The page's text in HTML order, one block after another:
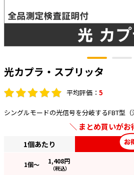
電源タップ・延長コード
スイッチ・コンセント（配線器具）
ボックス・ビニル電線管付属品・引き込
みカバー
工具関連
EV充電設備工事関連
その他
e431オリジナル
光カプラ・スプリッタ
平均評価： 5
シングルモードの光信号を分岐するFBT型（
まとめ買いがお
1個あたり
1個～ 1,408円
（税込）